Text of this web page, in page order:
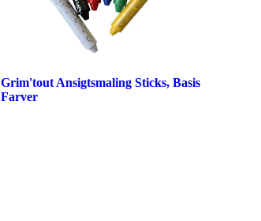
Grim'tout Ansigtsmaling Sticks, Basis
Farver